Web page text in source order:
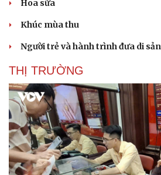
Hoa sữa
Khúc mùa thu
Người trẻ và hành trình đưa di
THỊ TRƯỜNG